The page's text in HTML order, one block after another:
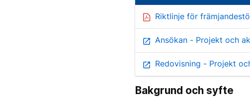
Riktlinje för
open_in_new Ansökan - Projekt och
open_in_new Redovisning - Projekt
Bakgrund och syfte